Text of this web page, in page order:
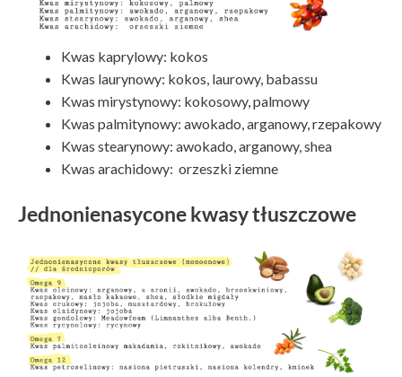
Kwas kaprylowy: kokos
Kwas laurynowy: kokos, laurowy, babassu
Kwas mirystynowy: kokosowy, palmowy
Kwas palmitynowy: awokado, arganowy, rzepakowy
Kwas stearynowy: awokado, arganowy, shea
Kwas arachidowy: orzeszki ziemne
Jednonienasycone kwasy tłuszczowe